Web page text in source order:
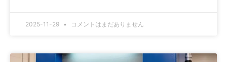
2025-11-29 コメントはまだありません